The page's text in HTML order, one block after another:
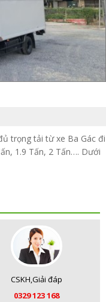
trọng tải từ xe Ba Gác đi
1.9 Tấn, 2 Tấn…. Dưới
CSKH,Giải đáp
0329 123 168